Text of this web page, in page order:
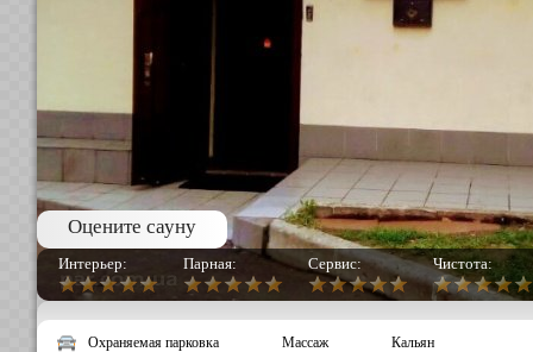
Оцените сауну
Интерьер: Парная: Сервис: Чистота:
Охраняемая парковка Массаж Кальян